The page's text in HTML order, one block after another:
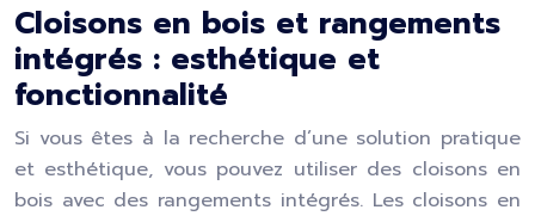
Cloisons en bois et rangements
intégrés : esthétique et
fonctionnalité
Si vous êtes à la recherche d’une solution pratique
et esthétique, vous pouvez utiliser des cloisons en
bois avec des rangements intégrés. Les cloisons en